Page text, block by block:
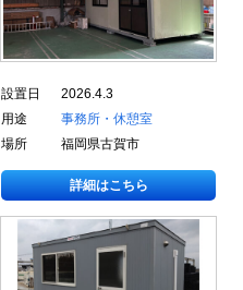
設置日
2026.4.3
用途
事務所・休憩室
場所
福岡県古賀市
詳細はこちら